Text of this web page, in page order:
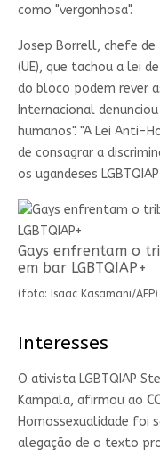
como "vergonhosa".
Josep Borrell, chefe de
(UE), que tachou a lei
do bloco podem rever
Internacional
humanos". "A Lei Anti-
de consagrar a
os ugandeses LGBTQIAP
Gays enfrentam o
em bar LGBTQIAP+
(foto: Isaac Kasamani/AFP)
Interesses
O ativista LGBTQIAP
Kampala, afirmou ao
Homossexualidade foi
alegação de o texto